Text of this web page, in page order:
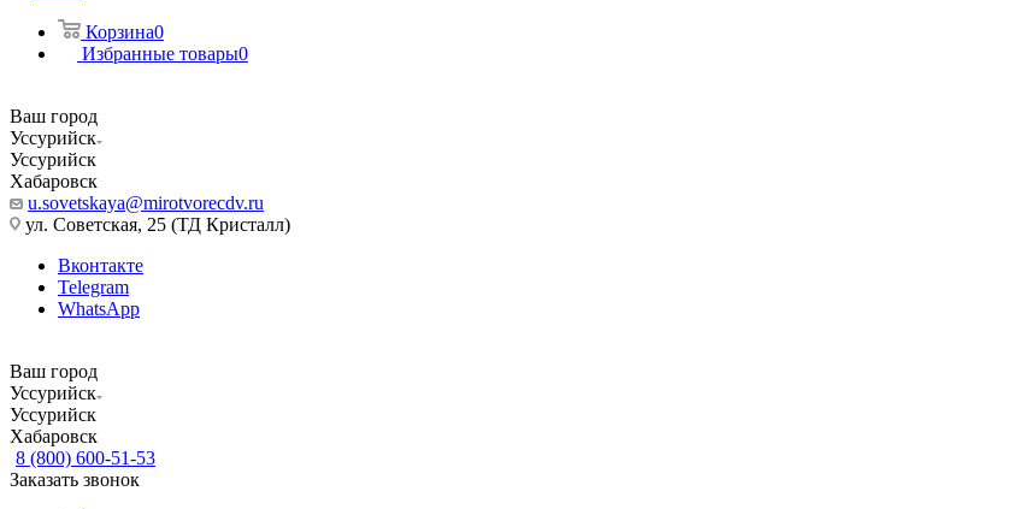
Корзина0
Избранные товары0
Ваш город
Уссурийск
Уссурийск
Хабаровск
u.sovetskaya@mirotvorecdv.ru
ул. Советская, 25 (ТД Кристалл)
Вконтакте
Telegram
WhatsApp
Ваш город
Уссурийск
Уссурийск
Хабаровск
8 (800) 600-51-53
Заказать звонок